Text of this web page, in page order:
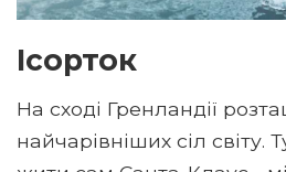
Ісорток
На сході Гренландії
найчарівніших сіл світу.